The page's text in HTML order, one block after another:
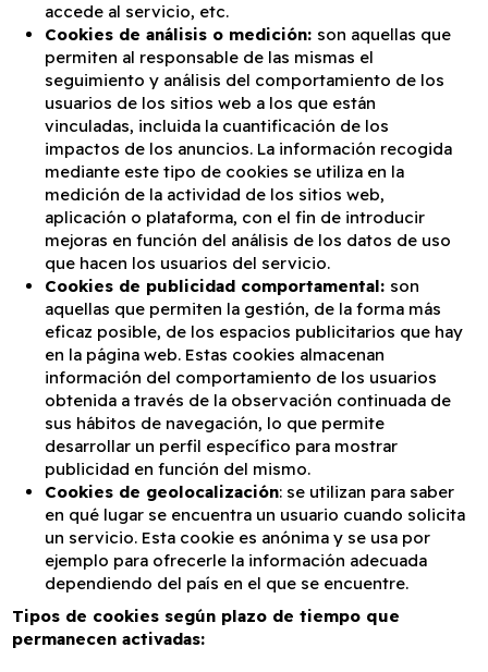
accede al servicio, etc.
Cookies de análisis o medición: son aquellas que
permiten al responsable de las mismas el
seguimiento y análisis del comportamiento de los
usuarios de los sitios web a los que están
vinculadas, incluida la cuantificación de los
impactos de los anuncios. La información recogida
mediante este tipo de cookies se utiliza en la
medición de la actividad de los sitios web,
aplicación o plataforma, con el fin de introducir
mejoras en función del análisis de los datos de uso
que hacen los usuarios del servicio.
Cookies de publicidad comportamental: son
aquellas que permiten la gestión, de la forma más
eficaz posible, de los espacios publicitarios que hay
en la página web. Estas cookies almacenan
información del comportamiento de los usuarios
obtenida a través de la observación continuada de
sus hábitos de navegación, lo que permite
desarrollar un perfil específico para mostrar
publicidad en función del mismo.
Cookies de geolocalización: se utilizan para saber
en qué lugar se encuentra un usuario cuando solicita
un servicio. Esta cookie es anónima y se usa por
ejemplo para ofrecerle la información adecuada
dependiendo del país en el que se encuentre.
Tipos de cookies según plazo de tiempo que
permanecen activadas: